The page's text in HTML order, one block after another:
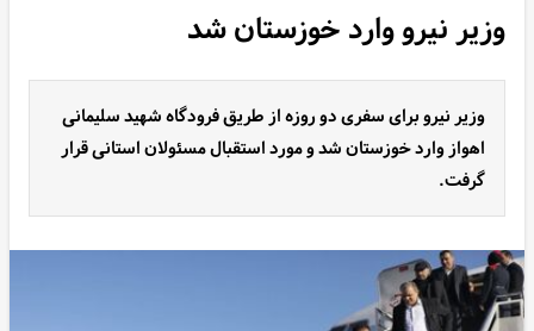
وزیر نیرو وارد خوزستان شد
وزیر نیرو برای سفری دو روزه از طریق فرودگاه شهید سلیمانی
اهواز وارد خوزستان شد و مورد استقبال مسئولان استانی قرار
گرفت.